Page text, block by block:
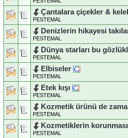
Çantalara çiçekler &
PESTEMAL
Denizlerin hikayesi
PESTEMAL
Dünya starları bu
PESTEMAL
Elbiseler
PESTEMAL
Etek kışı
PESTEMAL
Kozmetik ürünü de
PESTEMAL
Kozmetiklerin
PESTEMAL